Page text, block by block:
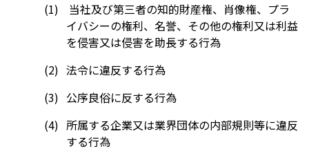
当社及び第三者の知的財産権、肖像権、プラ
イバシーの権利、名誉、その他の権利又は利益
を侵害又は侵害を助長する行為
法令に違反する行為
公序良俗に反する行為
所属する企業又は業界団体の内部規則等に違反
する行為